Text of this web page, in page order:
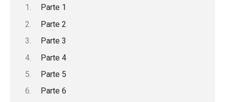
Parte 1
Parte 2
Parte 3
Parte 4
Parte 5
Parte 6